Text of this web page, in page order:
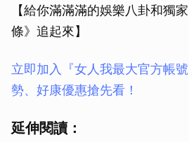
【給你滿滿滿的娛樂八卦和獨
條》追起來】
立即加入『女人我最大官方帳
勢、好康優惠搶先看！
延伸閱讀：